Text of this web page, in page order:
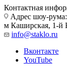
Контактная
Адрес шоу-рума:
м Каширская, 1-й
info@staklo.ru
Вконтакте
YouTube